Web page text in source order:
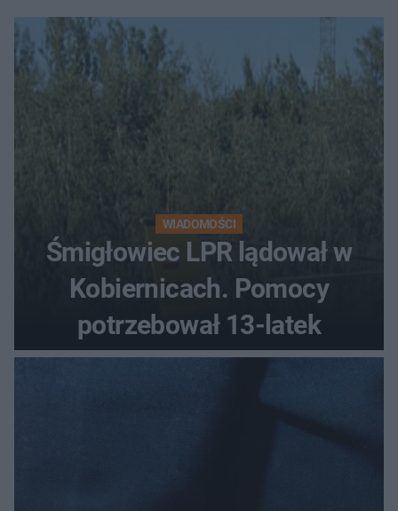
WIADOMOŚCI
Śmigłowiec LPR lądował w
Kobiernicach. Pomocy
potrzebował 13-latek